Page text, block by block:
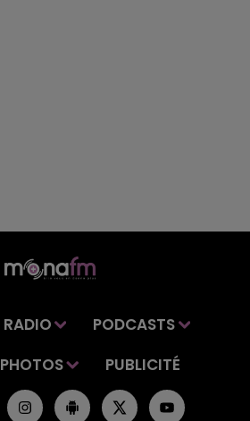
RADIO
PODCASTS
PHOTOS PUBLICITÉ